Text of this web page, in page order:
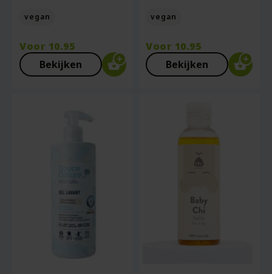
vegan
Voor 10.95
Bekijken
vegan
Voor 10.95
Bekijken